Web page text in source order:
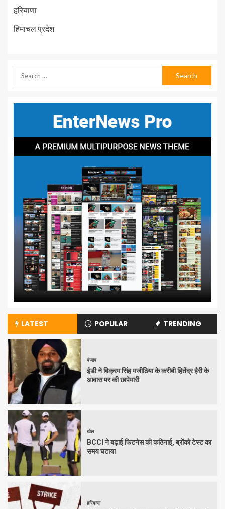
हरियाणा
हिमाचल प्रदेश
LATEST POPULAR TRENDING
पंजाब
ईडी ने बिक्रम सिंह मजीठिया के करीबी हितेंद्र हैरी के
आवास पर की छापेमारी
खेल
BCCI ने बढ़ाई फिटनेस की कठिनाई, ब्रोंको टेस्ट का
समय घटाया
हरियाणा